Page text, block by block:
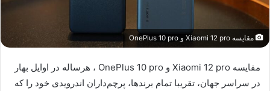
مقایسه Xiaomi 12 pro و OnePlus 10 pro
مقایسه Xiaomi 12 pro و OnePlus 10 pro ، هرساله در اوایل بهار
در سراسر جهان، تقریبا تمام برند‌ها، پرچم‌داران اندرویدی خود را که